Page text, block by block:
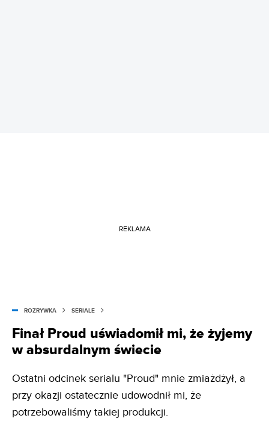
REKLAMA
ROZRYWKA SERIALE
Finał Proud uświadomił mi, że żyjemy
w absurdalnym świecie
Ostatni odcinek serialu "Proud" mnie zmiażdżył, a
przy okazji ostatecznie udowodnił mi, że
potrzebowaliśmy takiej produkcji.